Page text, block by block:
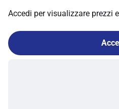
Accedi per visualizzare prezzi